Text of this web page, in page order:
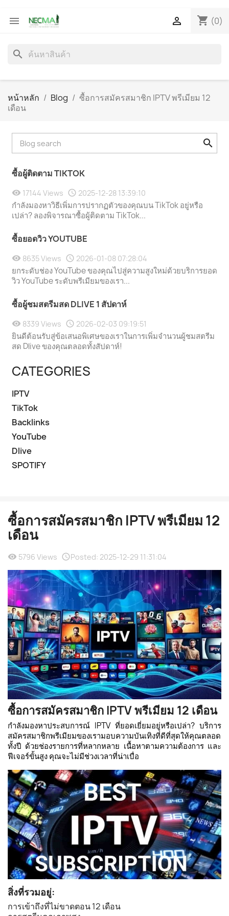
 shopping_cart (0)

search
หน้าหลัก Blog
ซื้อการสมัครสมาชิก IPTV พรีเมียม 12
เดือน
ซื้อผู้ติดตาม TIKTOK
17144 Views 2025-12-28 13:39:10
กำลังมองหาวิธีเพิ่มการปรากฏตัวของคุณบน TikTok อยู่หรือ
เปล่า? ลองพิจารณาซื้อผู้ติดตาม TikTok...
ซื้อยอดวิว YOUTUBE
8635 Views 2026-01-08 07:28:04
ยกระดับช่อง YouTube ของคุณไปสู่ความสูงใหม่ด้วยบริการยอด
วิว YouTube ระดับพรีเมียมของเรา...
ซื้อผู้ชมสตรีมสด DLIVE 1 สัปดาห์
8339 Views 2026-02-03 09:19:51
ยินดีต้อนรับสู่ข้อเสนอพิเศษของเราในการเพิ่มจำนวนผู้ชมสตรีม
สด Dlive ของคุณตลอดทั้งสัปดาห์!
CATEGORIES
IPTV
TikTok
Backlinks
YouTube
Dlive
SPOTIFY
ซื้อการสมัครสมาชิก IPTV พรีเมียม 12
เดือน
5796 Views Posted: 2025-12-29 11:31:04
ซื้อการสมัครสมาชิก IPTV พรีเมียม 12 เดือน
กำลังมองหาประสบการณ์ IPTV ที่ยอดเยี่ยมอยู่หรือเปล่า? บริการ
สมัครสมาชิกพรีเมียมของเรามอบความบันเทิงที่ดีที่สุดให้คุณตลอด
ทั้งปี ด้วยช่องรายการที่หลากหลาย เนื้อหาตามความต้องการ และ
ฟีเจอร์ขั้นสูง คุณจะไม่มีช่วงเวลาที่น่าเบื่อ
สิ่งที่รวมอยู่:
การเข้าถึงที่ไม่ขาดตอน 12 เดือน